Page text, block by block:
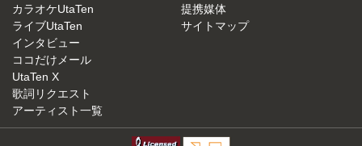
カラオケUtaTen
ライブUtaTen
インタビュー
ココだけメール
UtaTen X
歌詞リクエスト
アーティスト一覧
提携媒体
サイトマップ